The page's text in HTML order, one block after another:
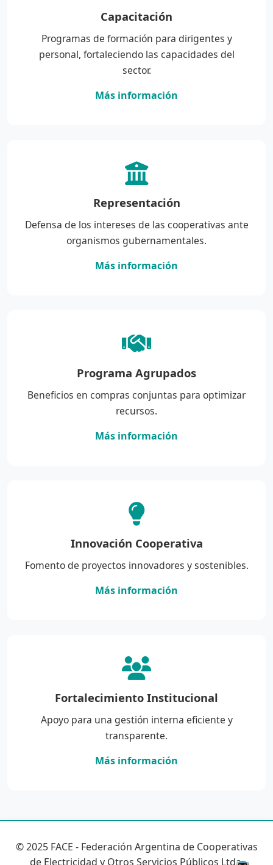
Capacitación
Programas de formación para dirigentes y
personal, fortaleciendo las capacidades del
sector.
Más información
Representación
Defensa de los intereses de las cooperativas ante
organismos gubernamentales.
Más información
Programa Agrupados
Beneficios en compras conjuntas para optimizar
recursos.
Más información
Innovación Cooperativa
Fomento de proyectos innovadores y sostenibles.
Más información
Fortalecimiento Institucional
Apoyo para una gestión interna eficiente y
transparente.
Más información
© 2025 FACE - Federación Argentina de Cooperativas
de Electricidad y Otros Servicios Públicos Ltda.